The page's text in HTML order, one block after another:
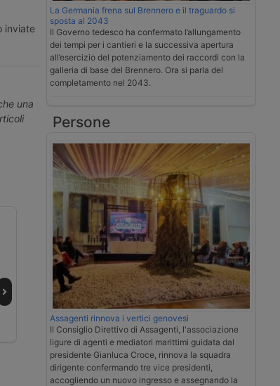
inviate
una
Notizie dal
trasporto e della
logistica – 23
marzo 2026
Crescono i porti
polacchi, ma
soffrono delle
interferenza al
Gnss
La Germania frena sul Brennero e il traguardo si
sposta al 2043
Il Governo tedesco ha confermato l’allungamento
dei tempi per i cantieri e la successiva apertura
all’esercizio del potenziamento dei raccordi con la
galleria di base del Brennero. Ora si parla del
completamento nel 2043.
Persone
Assagenti rinnova i vertici genovesi
Il Consiglio Direttivo di Assagenti, l'associazione
ligure di agenti e mediatori marittimi guidata dal
presidente Gianluca Croce, rinnova la squadra
dirigente confermando tre vice presidenti,
accogliendo un nuovo ingresso e assegnando la